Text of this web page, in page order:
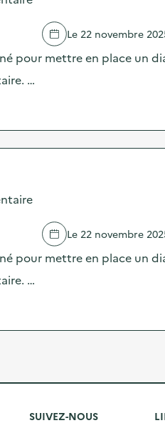
Le 22 novembre
pour mettre en place un
…
Le 22 novembre
pour mettre en place un
…
SUIVEZ-NOUS